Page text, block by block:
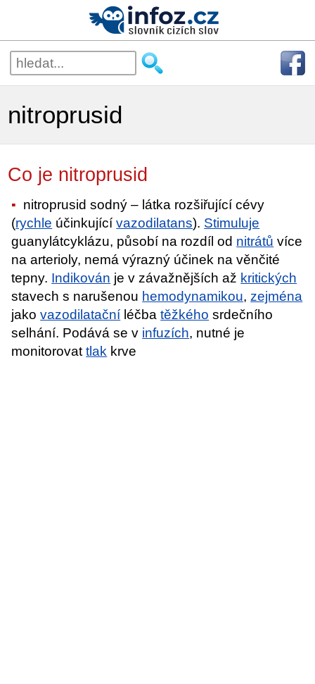
nitroprusid
Co je nitroprusid
nitroprusid sodný – látka rozšiřující cévy
(rychle účinkujícívazodilatans). Stimuluje
guanylátcyklázu, působí na rozdíl od nitrátů více
na arterioly, nemá výrazný účinek na věnčité
tepny. Indikován je v závažnějších až kritických
stavech s narušenou hemodynamikou,zejména
jakovazodilatační léčbatěžkého srdečního
selhání. Podává se v infuzích, nutné je
monitorovattlak krve